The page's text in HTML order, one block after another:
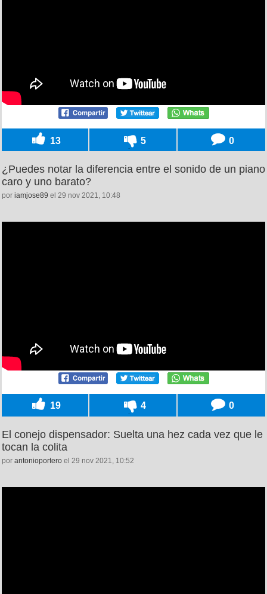
13 5 0
¿Puedes notar la diferencia entre el sonido de un piano
caro y uno barato?
por iamjose89 el 29 nov 2021, 10:48
19 4 0
El conejo dispensador: Suelta una hez cada vez que le
tocan la colita
por antonioportero el 29 nov 2021, 10:52